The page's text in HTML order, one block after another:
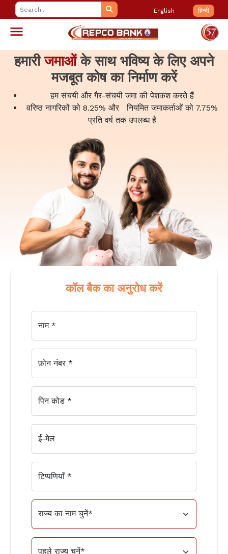
English हिन्दी
हमारीजमाओंके साथ भविष्य के लिए अपने
मजबूत कोष का निर्माण करें
हम संचयी और गैर-संचयी जमा की पेशकश करते हैं
वरिष्ठ नागरिकों को 8.25% और नियमित जमाकर्ताओं को 7.75%
प्रति वर्ष तक उपलब्ध है
कॉल बैक का अनुरोध करें
नाम*
फ़ोन नंबर*
पिन कोड*
ई-मेल
टिप्पणियाँ*